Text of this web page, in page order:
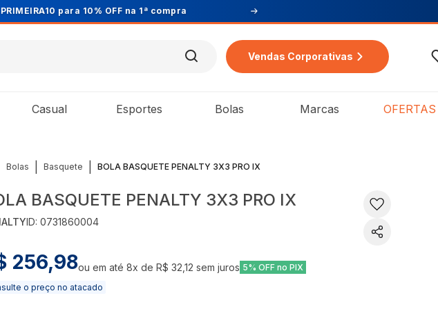
OFF na 1ª compra
Vendas Corporativas
Casual Esportes Bolas Marcas OFERTAS
Bolas Basquete BOLA BASQUETE PENALTY 3X3 PRO IX
BASQUETE PENALTY 3X3 PRO IX
ID:0731860004
256,98ou em até8x deR$ 32,12 sem juros 5% OFF no PIX
o preço no atacado